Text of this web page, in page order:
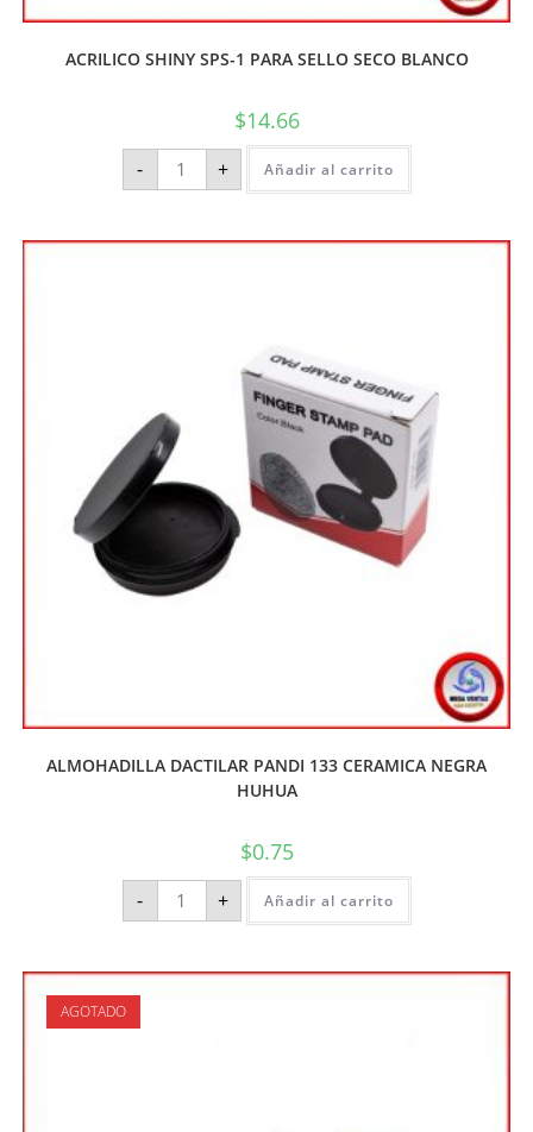
ACRILICO SHINY SPS-1 PARA SELLO SECO BLANCO
$14.66
- + Añadir al carrito
ALMOHADILLA DACTILAR PANDI 133 CERAMICA NEGRA
HUHUA
$0.75
- + Añadir al carrito
AGOTADO